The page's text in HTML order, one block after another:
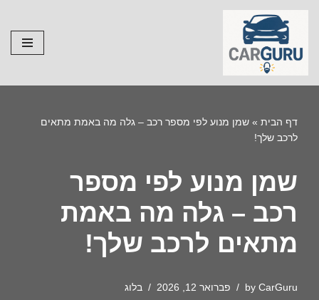
Skip
to
content
דף הבית » שמן מנוע לפי מספר רכב – גלה מה באמת מתאים
לרכב שלך!
שמן מנוע לפי מספר
רכב – גלה מה באמת
מתאים לרכב שלך!
by CarGuru פברואר 12, 2026 בלוג